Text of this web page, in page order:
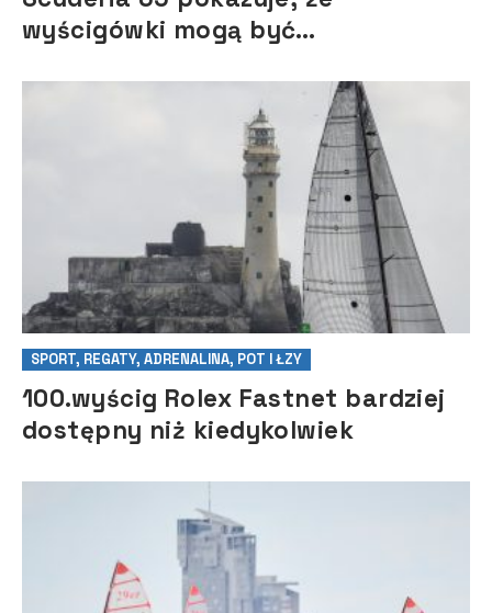
wyścigówki mogą być
SPORT, REGATY, ADRENALINA, POT I ŁZY
100.wyścig Rolex Fastnet bardziej
dostępny niż kiedykolwiek